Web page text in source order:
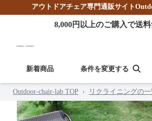
アウトドアチェア専門通販サイト
8,000円以上のご購入で送
新着商品 条件を変更する
Outdoor-chair-lab TOP › リクライニングの一